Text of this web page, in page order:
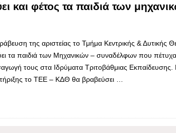
και φέτος τα παιδιά των
της αριστείας το Τμήμα Κεντρικής & Δυτικής
τα παιδιά των Μηχανικών – συναδέλφων που
τους στα Ιδρύματα Τριτοβάθμιας Εκπαίδευσης.
το ΤΕΕ – ΚΔΘ θα βραβεύσει …